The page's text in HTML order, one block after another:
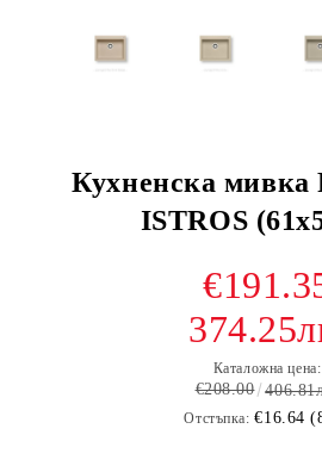
Кухненска мивка
ISTROS
Каталожна цена:
€208.00
Отстъпка: €16.64